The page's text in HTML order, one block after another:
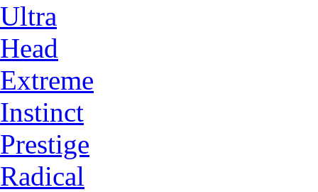
Ultra
Head
Extreme
Instinct
Prestige
Radical